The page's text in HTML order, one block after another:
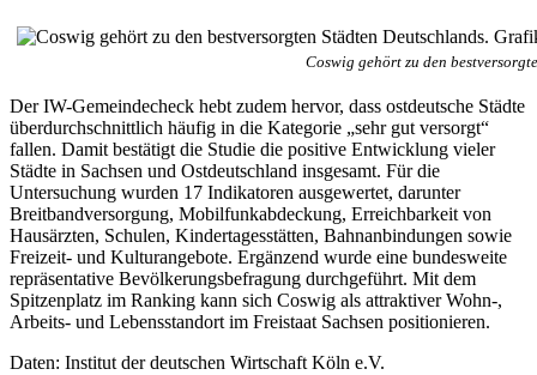
Coswig gehört zu den
Der IW-Gemeindecheck hebt zudem hervor, dass ostdeutsche Städte
überdurchschnittlich häufig in die Kategorie „sehr gut versorgt“
fallen. Damit bestätigt die Studie die positive Entwicklung vieler
Städte in Sachsen und Ostdeutschland insgesamt. Für die
Untersuchung wurden 17 Indikatoren ausgewertet, darunter
Breitbandversorgung, Mobilfunkabdeckung, Erreichbarkeit von
Hausärzten, Schulen, Kindertagesstätten, Bahnanbindungen sowie
Freizeit- und Kulturangebote. Ergänzend wurde eine bundesweite
repräsentative Bevölkerungsbefragung durchgeführt. Mit dem
Spitzenplatz im Ranking kann sich Coswig als attraktiver Wohn-,
Arbeits- und Lebensstandort im Freistaat Sachsen positionieren.
Daten: Institut der deutschen Wirtschaft Köln e.V.